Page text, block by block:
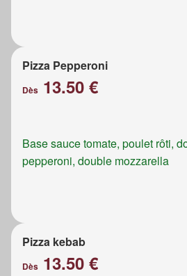
Pizza Pepperoni
Dès 13.50 €
Base sauce tomate, poulet rôti,
pepperoni, double mozzarella
Pizza kebab
Dès 13.50 €